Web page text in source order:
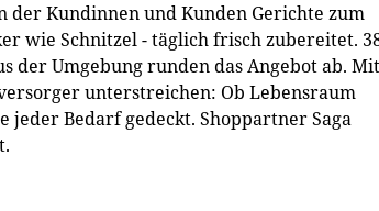
Kundinnen und Kunden Gerichte zum
wie Schnitzel - täglich frisch zubereitet.
der Umgebung runden das Angebot ab. Mit
unterstreichen: Ob Lebensraum
Bedarf gedeckt. Shoppartner Saga